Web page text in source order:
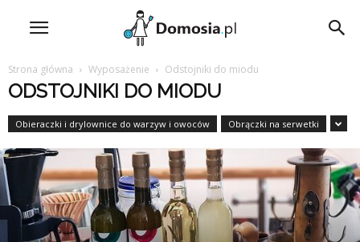
Strona główna Wyposażenie Odstojniki do miodu
ODSTOJNIKI DO MIODU
Obieraczki i drylownice do warzyw i owoców Obrączki na serwetki